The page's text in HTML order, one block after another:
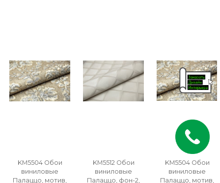
KM5504 Обои
виниловые
Палаццо, мотив,
KM5512 Обои
виниловые
Палаццо, фон-2,
KM5504 Обои
виниловые
Палаццо, мотив,